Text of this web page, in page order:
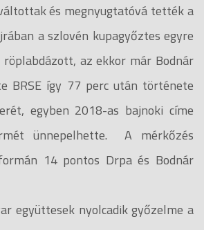
és megnyugtatóvá tették a
a szlovén kupagyőztes egyre
az ekkor már Bodnár
BRSE így 77 perc után története
egyben 2018-as bajnoki címe
ünnepelhette. A mérkőzés
14 pontos Drpa és Bodnár
együttesek nyolcadik győzelme a